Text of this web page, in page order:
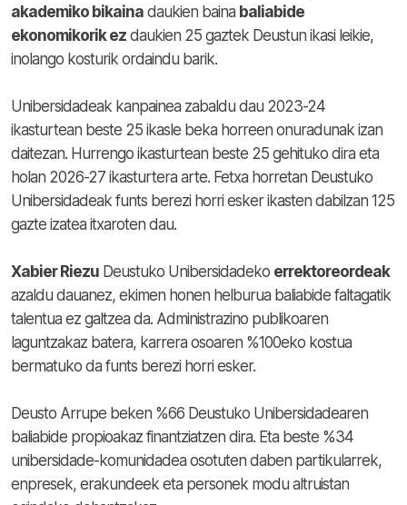
akademiko bikaina daukien baina baliabide
ekonomikorik ez daukien 25 gaztek Deustun ikasi leikie,
inolango kosturik ordaindu barik.
Unibersidadeak kanpainea zabaldu dau 2023-24
ikasturtean beste 25 ikasle beka horreen onuradunak izan
daitezan. Hurrengo ikasturtean beste 25 gehituko dira eta
holan 2026-27 ikasturtera arte. Fetxa horretan Deustuko
Unibersidadeak funts berezi horri esker ikasten dabilzan 125
gazte izatea itxaroten dau.
Xabier Riezu Deustuko Unibersidadeko errektoreordeak
azaldu dauanez, ekimen honen helburua baliabide faltagatik
talentua ez galtzea da. Administrazino publikoaren
laguntzakaz batera, karrera osoaren %100eko kostua
bermatuko da funts berezi horri esker.
Deusto Arrupe beken %66 Deustuko Unibersidadearen
baliabide propioakaz finantziatzen dira. Eta beste %34
unibersidade-komunidadea osotuten daben partikularrek,
enpresek, erakundeek eta personek modu altruistan